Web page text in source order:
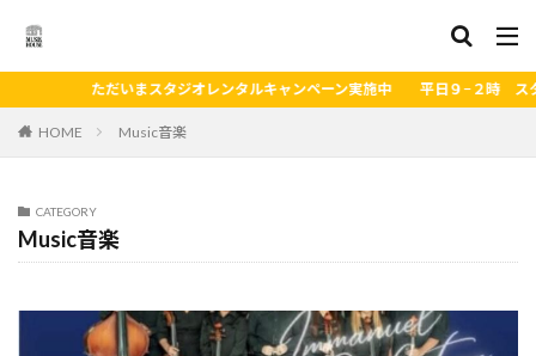
タジオレンタルキャンペ
HOME Music音楽
CATEGORY
Music音楽